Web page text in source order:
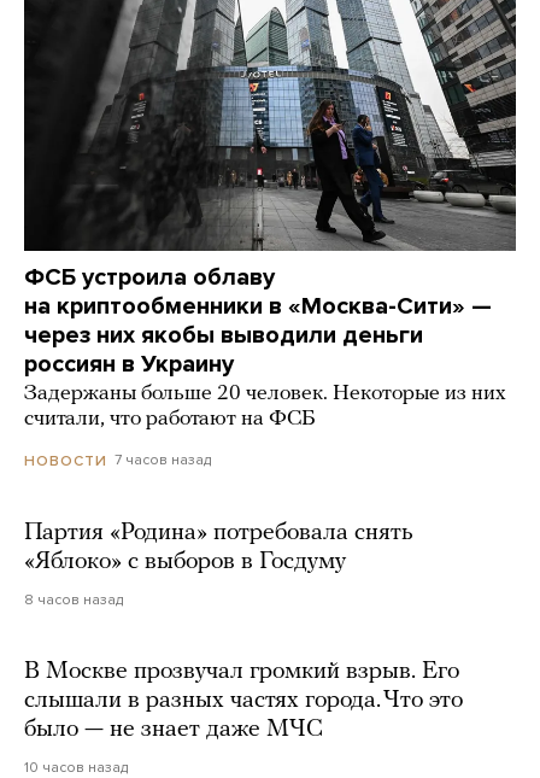
ФСБ устроила облаву
на криптообменники в «Москва-Сити» —
через них якобы выводили деньги
россиян в Украину
Задержаны больше 20 человек. Некоторые из них
считали, что работают на ФСБ
НОВОСТИ 7 часов назад
Партия «Родина» потребовала снять
«Яблоко» с выборов в Госдуму
8 часов назад
В Москве прозвучал громкий взрыв. Его
слышали в разных частях города. Что это
было — не знает даже МЧС
10 часов назад